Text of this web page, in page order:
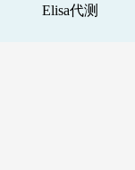
Elisa代测